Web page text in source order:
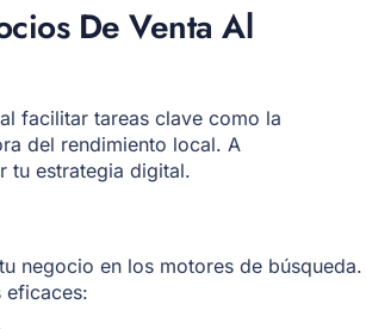
De Venta Al
facilitar tareas clave como la
del rendimiento local. A
tu estrategia digital.
negocio en los motores de búsqueda.
eficaces: